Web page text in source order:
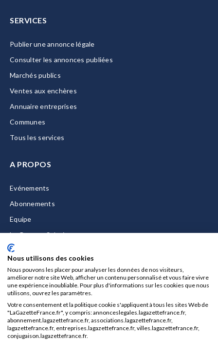
SERVICES
Publier une annonce légale
Consulter les annonces publiées
Marchés publics
Ventes aux enchères
Annuaire entreprises
Communes
Tous les services
A PROPOS
Evénements
Abonnements
Equipe
La Gazette Solutions
Nous contacter
Mentions légales
CGU/CGV
Données personnelles
Nous utilisons des cookies
Nous pouvons les placer pour analyser les données de nos visiteurs,
améliorer notre site Web, afficher un contenu personnalisé et vous faire vivre
une expérience inoubliable. Pour plus d'informations sur les cookies que nous
utilisons, ouvrez les paramètres.
Votre consentement et la politique cookie s'appliquent à tous les sites Web de
"LaGazetteFrance.fr", y compris: annonceslegales.lagazettefrance.fr,
abonnement.lagazettefrance.fr, associations.lagazettefrance.fr,
lagazettefrance.fr, entreprises.lagazettefrance.fr, villes.lagazettefrance.fr,
conjugaison.lagazettefrance.fr.